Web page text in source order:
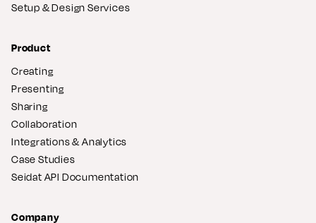
Setup & Design Services
Product
Creating
Presenting
Sharing
Collaboration
Integrations & Analytics
Case Studies
Seidat API Documentation
Company